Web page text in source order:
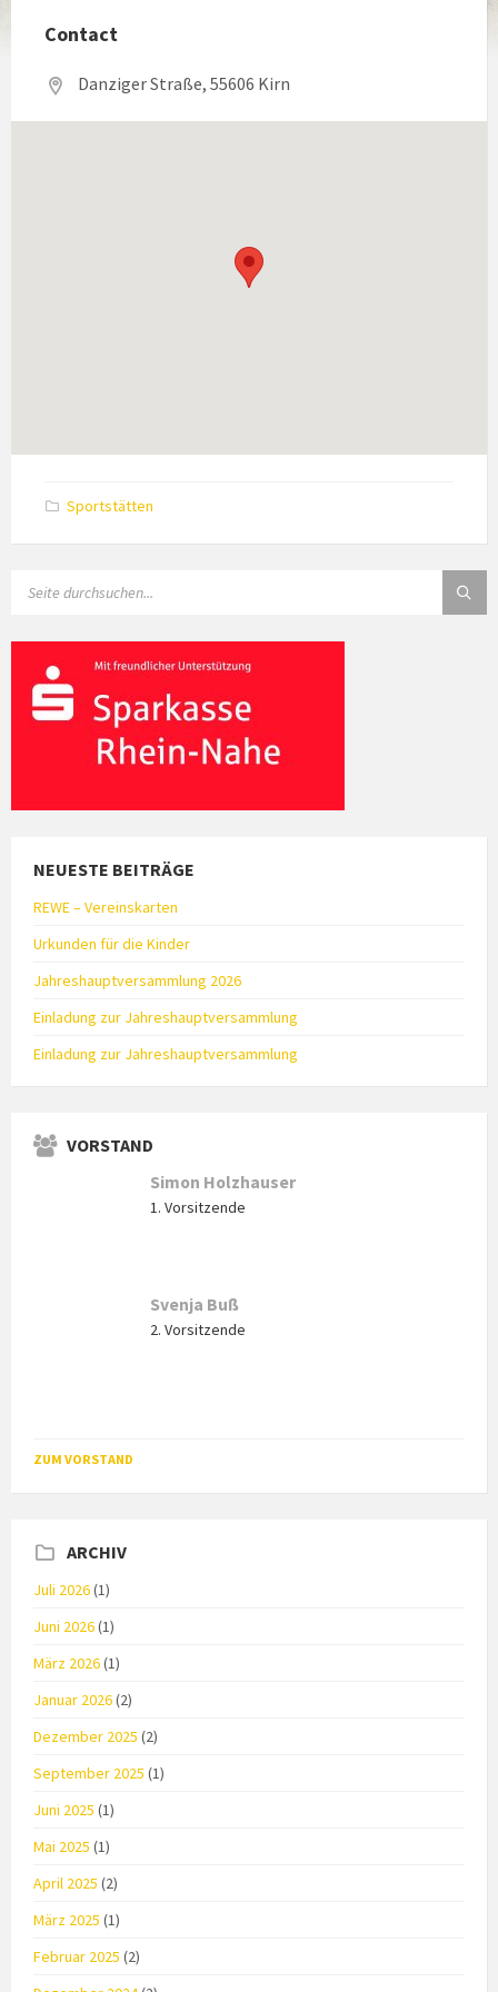
Contact
Danziger Straße, 55606 Kirn
Sportstätten
NEUESTE BEITRÄGE
REWE – Vereinskarten
Urkunden für die Kinder
Jahreshauptversammlung 2026
Einladung zur Jahreshauptversammlung
Einladung zur Jahreshauptversammlung
VORSTAND
Simon Holzhauser
1. Vorsitzende
Svenja Buß
2. Vorsitzende
ZUM VORSTAND
ARCHIV
Juli 2026(1)
Juni 2026(1)
März 2026(1)
Januar 2026(2)
Dezember 2025 (2)
September 2025 (1)
Juni 2025 (1)
Mai 2025 (1)
April 2025 (2)
März 2025 (1)
Februar 2025 (2)